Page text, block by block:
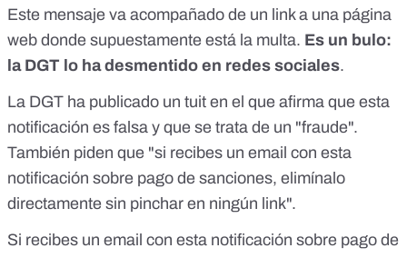
Este mensaje va acompañado de un link a una página
web donde supuestamente está la multa. Es un bulo:
la DGT lo ha desmentido en redes sociales.
La DGT ha publicado un tuit en el que afirma que esta
notificación es falsa y que se trata de un "fraude".
También piden que "si recibes un email con esta
notificación sobre pago de sanciones, elimínalo
directamente sin pinchar en ningún link".
Si recibes un email con esta notificación sobre pago de